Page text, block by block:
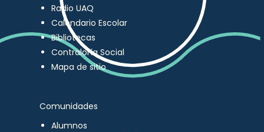
Radio UAQ
Calendario Escolar
Bibliotecas
Contraloría Social
Mapa de sitio
Comunidades
Alumnos